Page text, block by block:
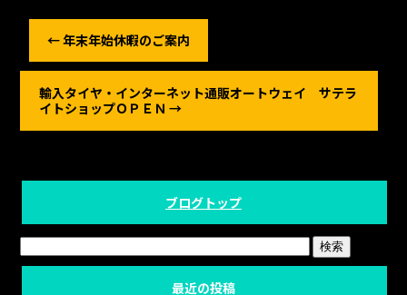
←年末年始休暇のご案内
輸入タイヤ・インターネット通販オートウェイ サテラ
イトショップＯＰＥＮ→
ブログトップ
最近の投稿